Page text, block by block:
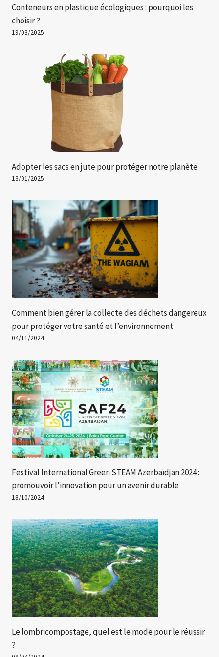
Conteneurs en plastique écologiques : pourquoi les
choisir ?
19/03/2025
Adopter les sacs en jute pour protéger notre planète
13/01/2025
Comment bien gérer la collecte des déchets dangereux
pour protéger votre santé et l’environnement
04/11/2024
Festival International Green STEAM Azerbaïdjan 2024 :
promouvoir l’innovation pour un avenir durable
18/10/2024
Le lombricompostage, quel est le mode pour le réussir
?